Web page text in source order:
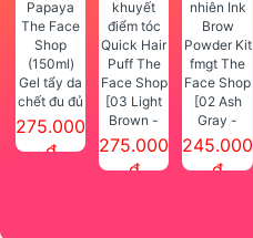
Gel tẩy da
chết đu đủ
SMART
PEELING
275.000
đ
[03 Light
Brown -
Nâu Sáng]
Phấn che
275.000
đ
[02 Ash
Gray -
Khói] Bột
kẻ chân
245.000
đ